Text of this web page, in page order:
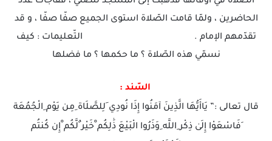
الحاضرين ، ولمّا قامت الصّلاة استوى الجميع صفّا صفّا ، و قد
تقدّمهم الإمام . التّعليمات : كيف
نسمّي هذه الصّلاة ؟ ما حكمها ؟ ما فضلها
السّند :
قال تعالى :” يَاأَيُّهَا الَّذِينَ آمَنُوا إِذَا نُودِي َلِلصَّلَاة ِمِن يَوْم ِالْجُمُعَة
ِفَاسْعَوْا إِلَىٰ ذِكْر ِاللَّه ِوَذَرُوا الْبَيْعَ ذَٰلِكُم ْخَيْر ٌلَّكُم ْإِن كُنتُم